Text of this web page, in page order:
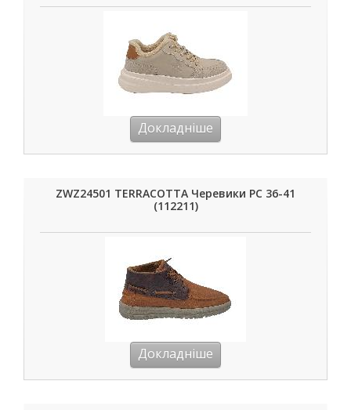
Докладніше
ZWZ24501 TERRACOTTA Черевики РС 36-41
(112211)
Докладніше